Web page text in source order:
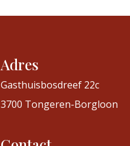
Adres
Gasthuisbosdreef 22c
3700 Tongeren-Borgloon